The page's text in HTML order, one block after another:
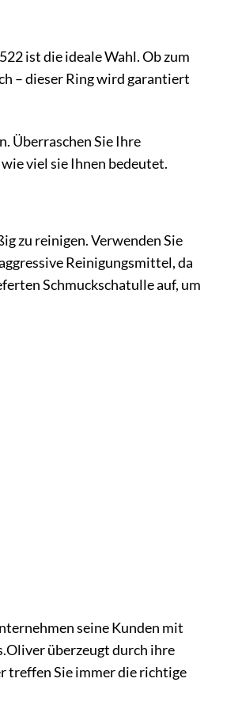
ist die ideale Wahl. Ob zum
– dieser Ring wird garantiert
Überraschen Sie Ihre
viel sie Ihnen bedeutet.
zu reinigen. Verwenden Sie
Reinigungsmittel, da
Schmuckschatulle auf, um
seine Kunden mit
überzeugt durch ihre
treffen Sie immer die richtige